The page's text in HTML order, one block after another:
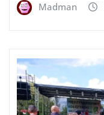
Madman